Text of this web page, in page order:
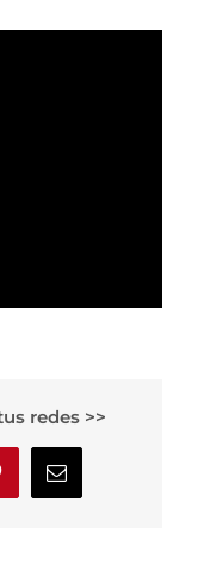
redes >>
Correo
electrónico